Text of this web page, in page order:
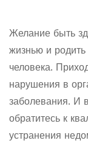
Желание быть
жизнью и
человека.
нарушения в
заболевания. И
обратитесь к
устранения